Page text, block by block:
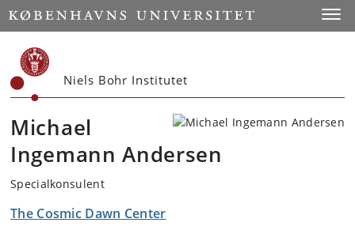
Start
Niels Bohr Institutet
Michael
Ingemann Andersen
Specialkonsulent
The Cosmic Dawn Center